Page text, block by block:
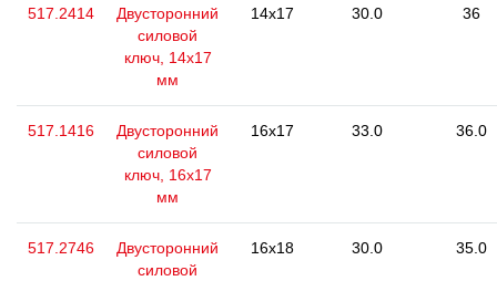
517.2414
Двусторонний
силовой
ключ, 14x17
мм
14x17 30.0 36
517.1416
Двусторонний
силовой
ключ, 16x17
мм
16x17 33.0 36.0
517.2746
Двусторонний
силовой
16x18 30.0 35.0